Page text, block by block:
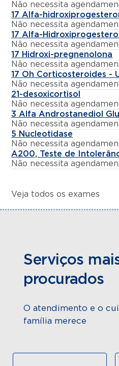
Não necessita
17 Alfa-
Não necessita
17 Alfa-
Não necessita
17 Hidroxi-pregnenolona
Não necessita
17 Oh Corticosteroides -
Não necessita
21-desoxicortisol
Não necessita
3 Alfa Androstanediol
Não necessita
5 Nucleotidase
Não necessita
A200, Teste de
Não necessita
Veja todos os exames
Serviços
procurados
O atendimento e o
família merece